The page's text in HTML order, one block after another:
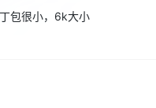
包很小，6k大小